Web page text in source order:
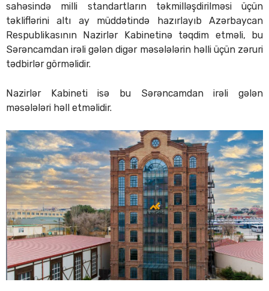
sahəsində milli standartların təkmilləşdirilməsi üçün
təkliflərini altı ay müddətində hazırlayıb Azərbaycan
Respublikasının Nazirlər Kabinetinə təqdim etməli, bu
Sərəncamdan irəli gələn digər məsələlərin həlli üçün zəruri
tədbirlər görməlidir.
Nazirlər Kabineti isə bu Sərəncamdan irəli gələn
məsələləri həll etməlidir.